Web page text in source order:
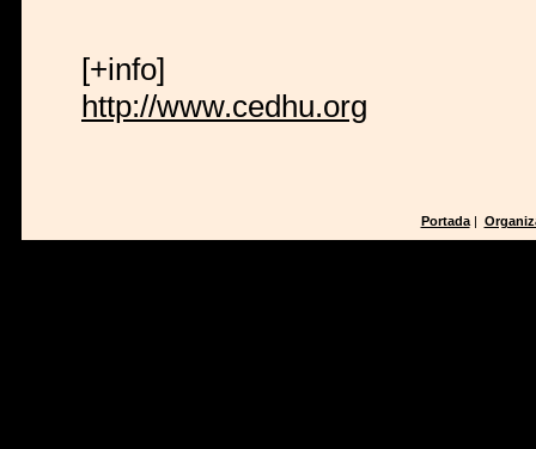
[+info]
http://www.cedhu.org
Portada|